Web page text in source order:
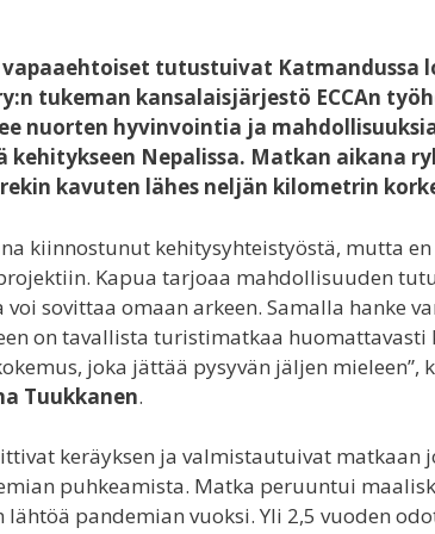
tutustuivat Katmandussa
tukeman kansalaisjärjestö ECCAn
nuorten hyvinvointia ja
kehitykseen Nepalissa. Matkan aikana
kavuten lähes neljän kilometrin
kiinnostunut kehitysyhteistyöstä, mutta
Kapua tarjoaa mahdollisuuden
voi sovittaa omaan arkeen. Samalla hanke
on tavallista turistimatkaa huomattavasti
joka jättää pysyvän jäljen mieleen”,
Tuukkanen.
keräyksen ja valmistautuivat matkaan
puhkeamista. Matka peruuntui
lähtöä pandemian vuoksi. Yli 2,5 vuoden